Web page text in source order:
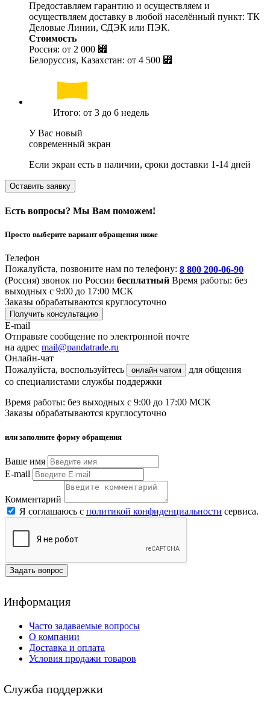
Предоставляем гарантию и осуществляем и
осуществляем доставку в любой населённый пункт: ТК
Деловые Линии, СДЭК или ПЭК.
Стоимость
Россия: от 2 000 ⃏
Белоруссия, Казахстан: от 4 500 ⃏
Итого: от 3 до 6 недель
У Вас новый
современный экран
Если экран есть в наличии, сроки доставки 1-14 дней
Оставить заявку
Есть вопросы? Мы Вам поможем!
Просто выберите вариант обращения ниже
Телефон
Пожалуйста, позвоните нам по телефону: 8 800 200-06-90
(Россия) звонок по России бесплатный Время работы: без
выходных с 9:00 до 17:00 МСК
Заказы обрабатываются круглосуточно
Получить консультацию
E-mail
Отправьте сообщение по электронной почте
на адрес mail@pandatrade.ru
Онлайн-чат
Пожалуйста, воспользуйтесь
онлайн чатом
для общения
со специалистами службы поддержки
Время работы: без выходных с 9:00 до 17:00 МСК
Заказы обрабатываются круглосуточно
или заполните форму обращения
Ваше имя
E-mail
Комментарий
Я соглашаюсь с политикой конфиденциальности сервиса.
Задать вопрос
Информация
Часто задаваемые вопросы
О компании
Доставка и оплата
Условия продажи товаров
Служба поддержки